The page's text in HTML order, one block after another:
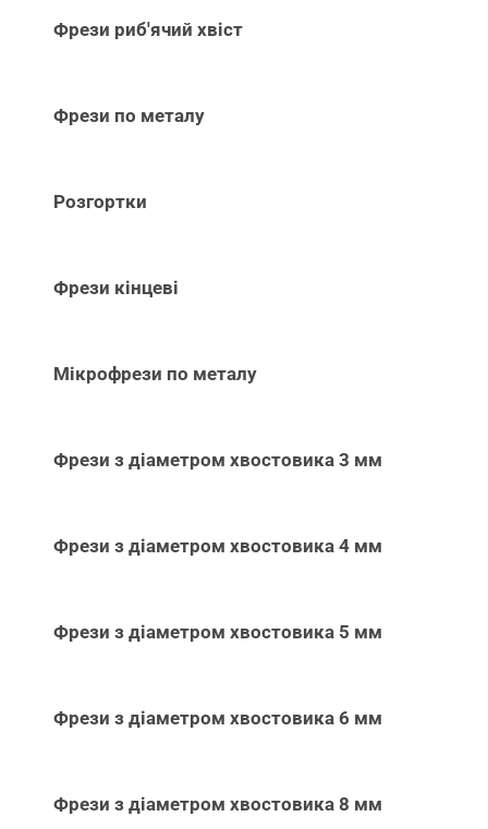
Фрези риб'ячий хвіст
Фрези по металу
Розгортки
Фрези кінцеві
Мікрофрези по металу
Фрези з діаметром хвостовика 3 мм
Фрези з діаметром хвостовика 4 мм
Фрези з діаметром хвостовика 5 мм
Фрези з діаметром хвостовика 6 мм
Фрези з діаметром хвостовика 8 мм